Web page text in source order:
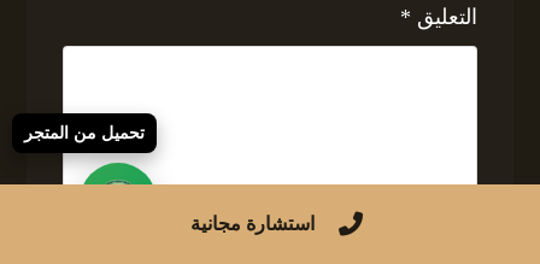
التعليق *
استشارة مجانية
تحميل من المتجر